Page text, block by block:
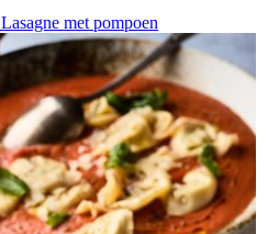
Lasagne met pompoen